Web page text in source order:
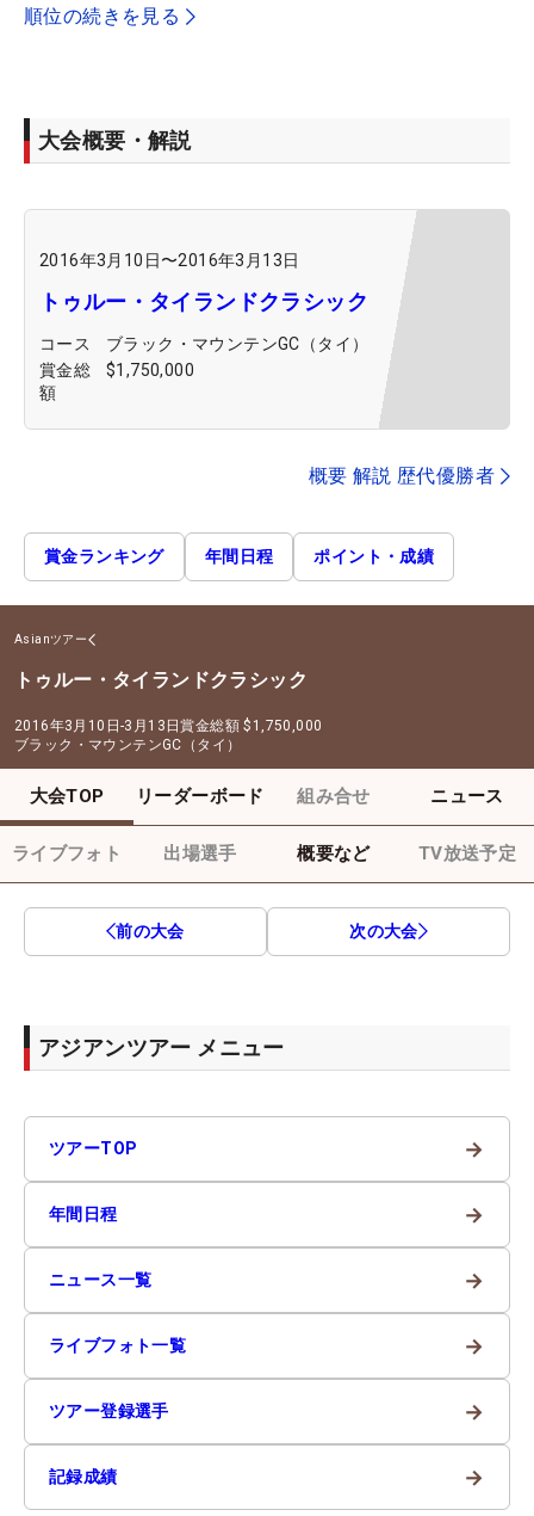
順位の続きを見る
大会概要・解説
2016年3月10日〜2016年3月13日
トゥルー・タイランドクラシック
コース
ブラック・マウンテンGC（タイ）
賞金総
額
$1,750,000
概要 解説 歴代優勝者
賞金ランキング 年間日程 ポイント・成績
Asianツアー
トゥルー・タイランドクラシック
2016年3月10日-3月13日賞金総額 $1,750,000
ブラック・マウンテンGC（タイ）
大会TOP リーダーボード 組み合せ ニュース
ライブフォト 出場選手 概要など TV放送予定
前の大会 次の大会
アジアンツアー メニュー
ツアーTOP →
年間日程 →
ニュース一覧 →
ライブフォト一覧 →
ツアー登録選手 →
記録成績 →